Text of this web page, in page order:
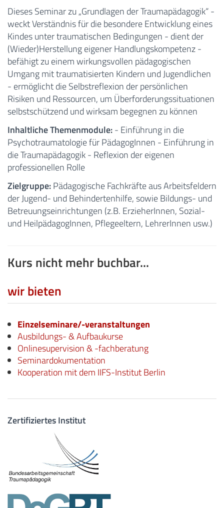
Dieses Seminar zu „Grundlagen der Traumapädagogik“ -
weckt Verständnis für die besondere Entwicklung eines
Kindes unter traumatischen Bedingungen - dient der
(Wieder)Herstellung eigener Handlungskompetenz -
befähigt zu einem wirkungsvollen pädagogischen
Umgang mit traumatisierten Kindern und Jugendlichen
- ermöglicht die Selbstreflexion der persönlichen
Risiken und Ressourcen, um Überforderungssituationen
selbstschützend und wirksam begegnen zu können
Inhaltliche Themenmodule:- Einführung in die
Psychotraumatologie für PädagogInnen - Einführung in
die Traumapädagogik - Reflexion der eigenen
professionellen Rolle
Zielgruppe:Pädagogische Fachkräfte aus Arbeitsfeldern
der Jugend- und Behindertenhilfe, sowie Bildungs- und
Betreuungseinrichtungen (z.B. ErzieherInnen, Sozial-
und HeilpädagogInnen, Pflegeeltern, LehrerInnen usw.)
Kurs nicht mehr buchbar...
wir bieten
Einzelseminare/-veranstaltungen
Ausbildungs- & Aufbaukurse
Onlinesupervision & -fachberatung
Seminardokumentation
Kooperation mit dem IIFS-Institut Berlin
Zertifiziertes Institut